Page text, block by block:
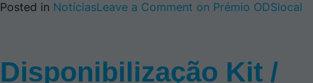
Posted in NotíciasLeave a Comment on Prémio ODSlocal
Disponibilização Kit /